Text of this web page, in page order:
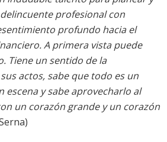
profesional con
profundo hacia el
A primera vista puede
Tiene un sentido de la
actos, sabe que todo es un
escena y sabe aprovecharlo al
un corazón grande y un corazón